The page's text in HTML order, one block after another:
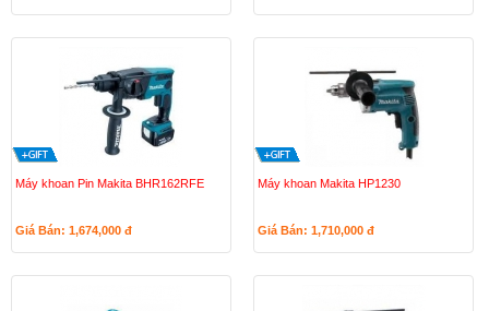
Máy khoan Pin Makita BHR162RFE
Giá Bán: 1,674,000 đ
Máy khoan Makita HP1230
Giá Bán: 1,710,000 đ